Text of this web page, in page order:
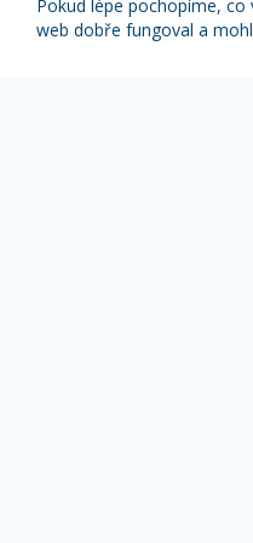
Pokud lépe pochopíme,
web dobře fungoval a